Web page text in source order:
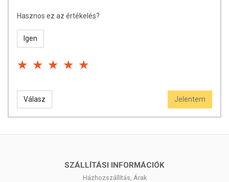
Hasznos ez az értékelés?
Igen
Válasz Jelentem
SZÁLLÍTÁSI INFORMÁCIÓK
Házhozszállítás, Árak